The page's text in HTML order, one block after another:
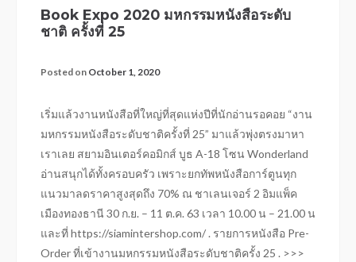
Book Expo 2020 มหกรรมหนังสือระดับ
ชาติ ครั้งที่ 25
Posted on October 1, 2020
เริ่มแล้วงานหนังสือที่ใหญ่ที่สุดแห่งปีที่นักอ่านรอคอย “งาน
มหกรรมหนังสือระดับชาติครั้งที่ 25” มาแล้วพุ่งตรงมาหา
เราเลย สยามอินเตอร์คอมิกส์ บูธ A-18 โซน Wonderland
อ่านสนุกได้ทั้งครอบครัว เพราะยกทัพหนังสือการ์ตูนทุก
แนวมาลดราคาสูงสุดถึง 70% ณ ชาเลนเจอร์ 2 อิมแพ็ค
เมืองทองธานี 30 ก.ย. – 11 ต.ค. 63 เวลา 10.00 น – 21.00 น
และที่ https://siamintershop.com/ . รายการหนังสือ Pre-
Order ที่เข้างานมหกรรมหนังสือระดับชาติครั้ง 25 . >>>